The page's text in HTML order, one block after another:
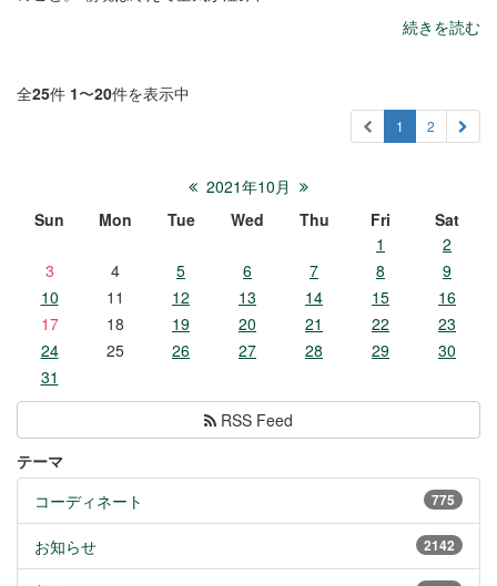
続きを読む
全25件 1〜20件を表示中
1 2
2021年10月
Sun
Mon Tue Wed Thu Fri
Sat
1
2
3
4 5 6 7 8
9
10
11 12 13 14 15
16
17
18 19 20 21 22
23
24
25 26 27 28 29
30
31
RSS Feed
テーマ
775
コーディネート
2142
お知らせ